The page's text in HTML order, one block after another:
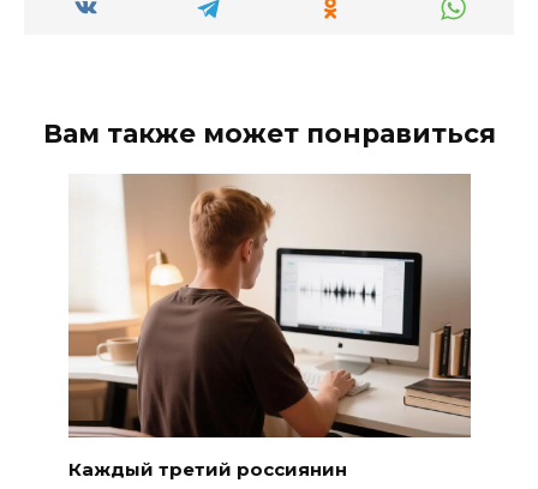
Вам также может понравиться
Каждый третий россиянин